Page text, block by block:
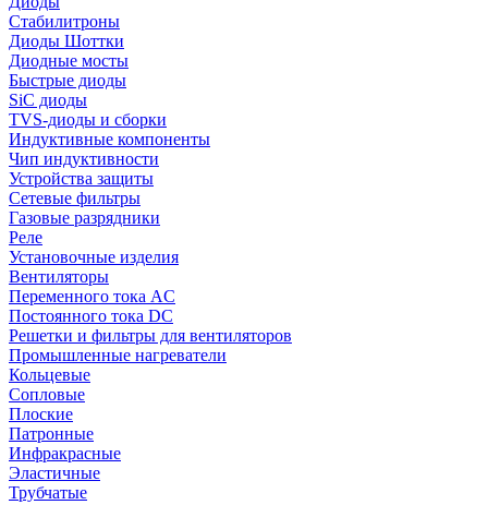
Стабилитроны
Диоды Шоттки
Диодные мосты
Быстрые диоды
SiC диоды
TVS-диоды и сборки
Индуктивные компоненты
Чип индуктивности
Устройства защиты
Сетевые фильтры
Газовые разрядники
Реле
Установочные изделия
Вентиляторы
Переменного тока AC
Постоянного тока DC
Решетки и фильтры для вентиляторов
Промышленные нагреватели
Кольцевые
Сопловые
Плоские
Патронные
Инфракрасные
Эластичные
Трубчатые